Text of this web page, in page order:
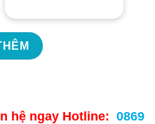
hệ ngay Hotline: 0869